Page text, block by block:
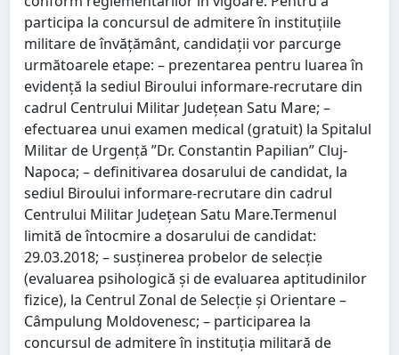
participa la concursul de admitere în instituţiile
militare de învăţământ, candidaţii vor parcurge
următoarele etape: – prezentarea pentru luarea în
evidenţă la sediul Biroului informare-recrutare din
cadrul Centrului Militar Judeţean Satu Mare; –
efectuarea unui examen medical (gratuit) la Spitalul
Militar de Urgență ”Dr. Constantin Papilian” Cluj-
Napoca; – definitivarea dosarului de candidat, la
sediul Biroului informare-recrutare din cadrul
Centrului Militar Judeţean Satu Mare.Termenul
limită de întocmire a dosarului de candidat:
29.03.2018; – susţinerea probelor de selecţie
(evaluarea psihologică şi de evaluarea aptitudinilor
fizice), la Centrul Zonal de Selecţie şi Orientare –
Câmpulung Moldovenesc; – participarea la
concursul de admitere în instituţia militară de